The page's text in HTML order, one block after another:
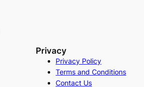
Privacy
Privacy Policy
Terms and Conditions
Contact Us